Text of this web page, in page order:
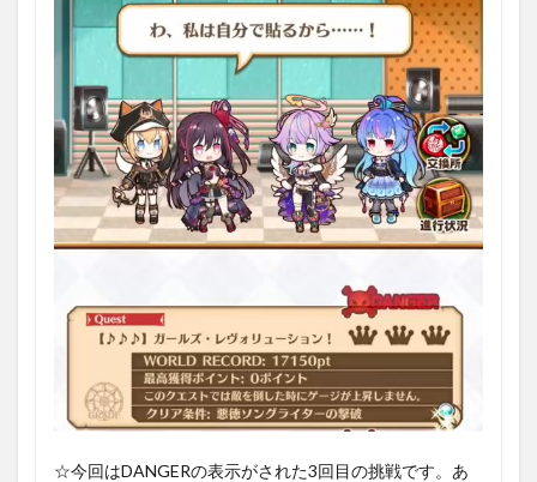
スト
1.2
情報
1.3
○編成
1.4
○攻略
につ
○クエ
スト
戦①
1.6
スト
☆今回はDANGERの表示がされた3回目の挑戦です。あ